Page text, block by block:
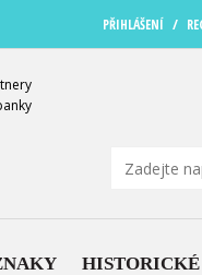
PŘIHLÁŠENÍ /